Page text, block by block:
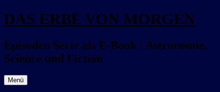
Zum
Inhalt
DAS ERBE VON MORGEN
Episoden Serie als E-Book / Astronomie,
Science und Fiction
Menü